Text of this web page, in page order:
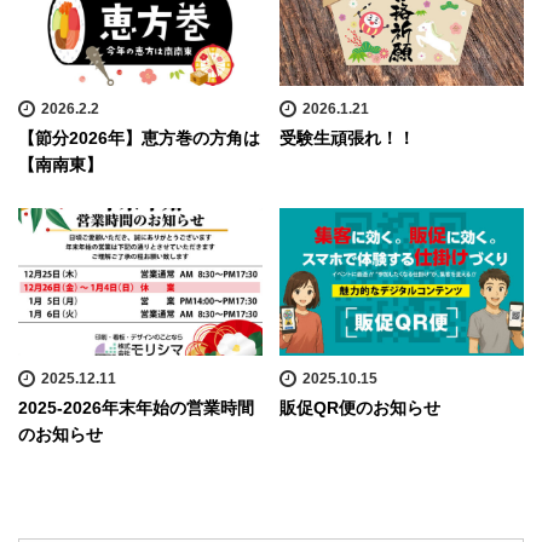
2026.2.2
【節分2026年】恵方巻の方角は
【南南東】
2026.1.21
受験生頑張れ！！
2025.12.11
2025-2026年末年始の営業時間
のお知らせ
2025.10.15
販促QR便のお知らせ